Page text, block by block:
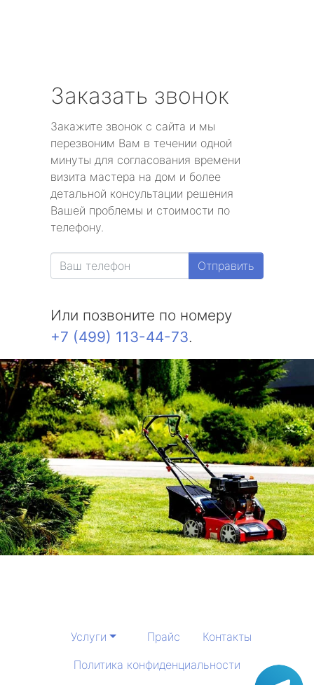
Заказать звонок
Закажите звонок с сайта и мы
перезвоним Вам в течении одной
минуты для согласования времени
визита мастера на дом и более
детальной консультации решения
Вашей проблемы и стоимости по
телефону.
Отправить
Или позвоните по номеру
+7 (499) 113-44-73.
Услуги Прайс
Контакты
Политика конфиденциальности